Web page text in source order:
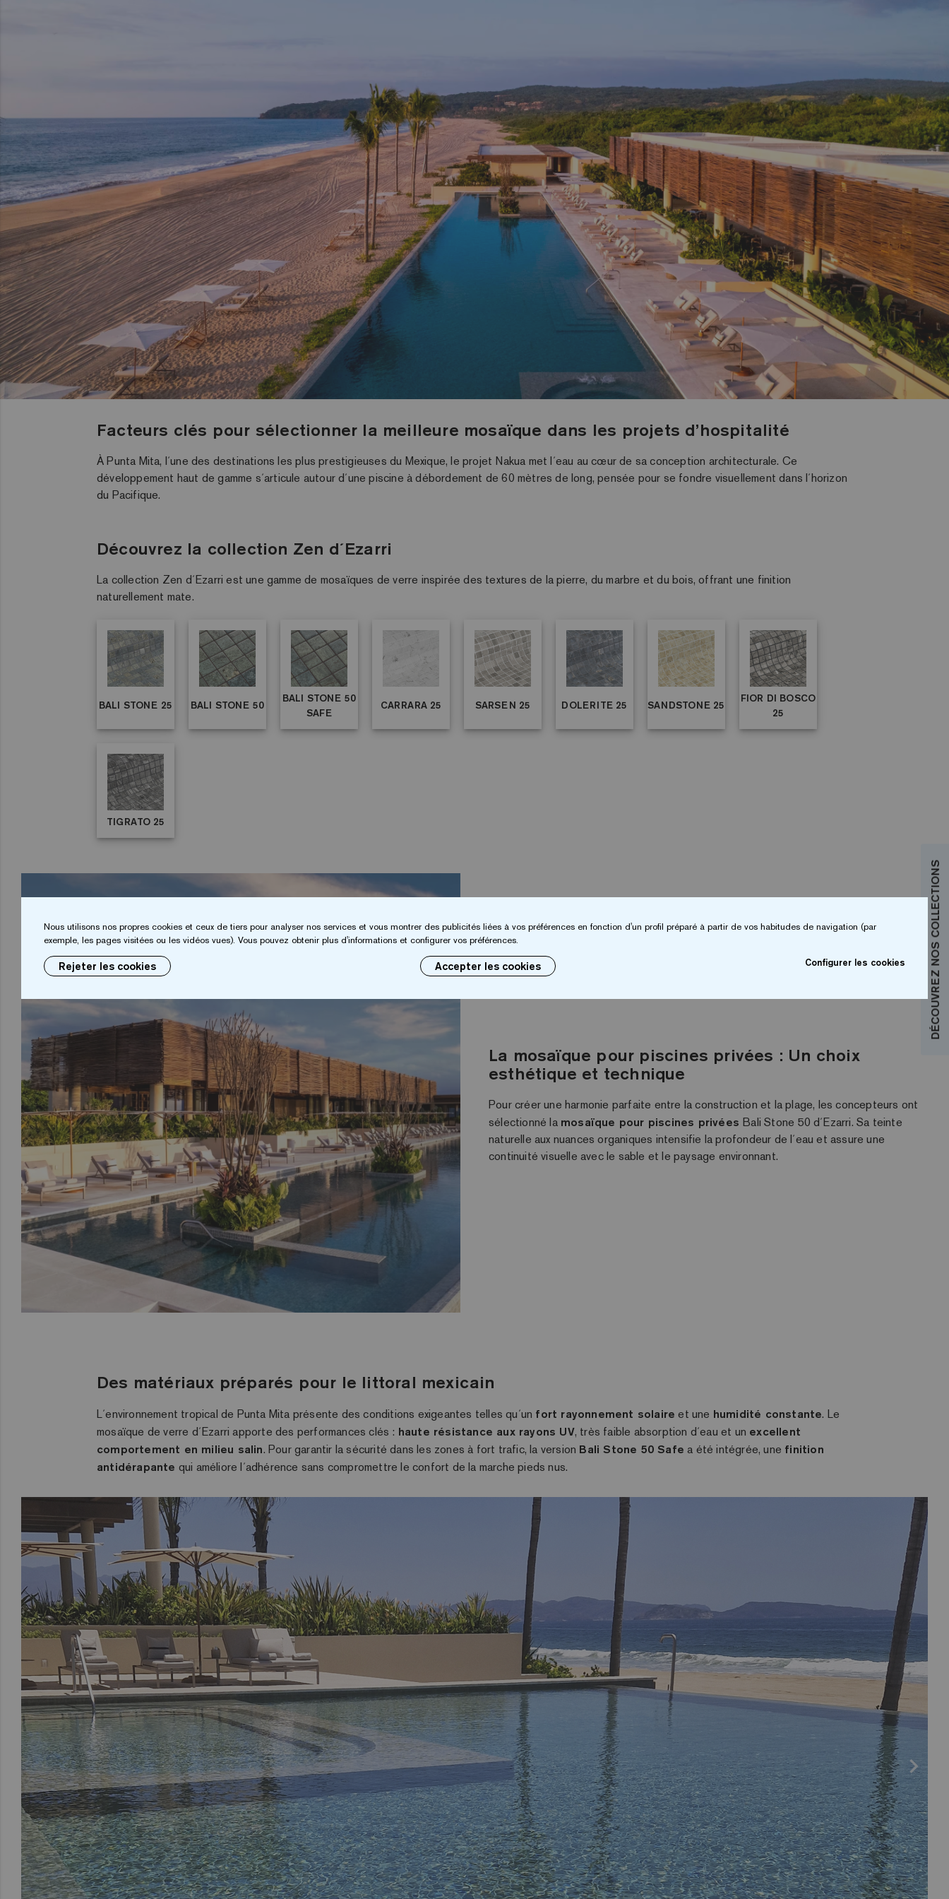
Facteurs clés pour sélectionner la meilleure mosaïque dans les projets d’hospitalité
À Punta Mita, l´une des destinations les plus prestigieuses du Mexique, le projet Nakua met l´eau au cœur de sa conception architecturale. Ce
développement haut de gamme s´articule autour d´une piscine à débordement de 60 mètres de long, pensée pour se fondre visuellement dans l´horizon
du Pacifique.
Découvrez la collection Zen d´Ezarri
La collection Zen d´Ezarri est une gamme de mosaïques de verre inspirée des textures de la pierre, du marbre et du bois, offrant une finition
naturellement mate.
BALI STONE 25 BALI STONE 50
BALI STONE 50
SAFE
CARRARA 25 SARSEN 25 DOLERITE 25 SANDSTONE 25
FIOR DI BOSCO
25
TIGRATO 25
La mosaïque pour piscines privées : Un choix
esthétique et technique
Pour créer une harmonie parfaite entre la construction et la plage, les concepteurs ont
sélectionné la mosaïque pour piscines privées Bali Stone 50 d´Ezarri. Sa teinte
naturelle aux nuances organiques intensifie la profondeur de l´eau et assure une
continuité visuelle avec le sable et le paysage environnant.
Des matériaux préparés pour le littoral mexicain
L´environnement tropical de Punta Mita présente des conditions exigeantes telles qu´un fort rayonnement solaire et une humidité constante. Le
mosaïque de verre d´Ezarri apporte des performances clés : haute résistance aux rayons UV, très faible absorption d´eau et un excellent
comportement en milieu salin. Pour garantir la sécurité dans les zones à fort trafic, la version Bali Stone 50 Safe a été intégrée, une finition
antidérapante qui améliore l´adhérence sans compromettre le confort de la marche pieds nus.
DÉCOUVREZ NOS COLLECTIONS
Nous utilisons nos propres cookies et ceux de tiers pour analyser nos services et vous montrer des publicités liées à vos préférences en fonction d'un profil préparé à partir de vos habitudes de navigation (par
exemple, les pages visitées ou les vidéos vues). Vous pouvez obtenir plus d'informations et configurer vos préférences.
Rejeter les cookies Accepter les cookies Configurer les cookies